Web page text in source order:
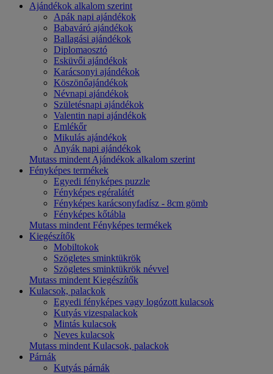
Ajándékok alkalom szerint
Apák napi ajándékok
Babaváró ajándékok
Ballagási ajándékok
Diplomaosztó
Esküvői ajándékok
Karácsonyi ajándékok
Köszönőajándékok
Névnapi ajándékok
Születésnapi ajándékok
Valentin napi ajándékok
Emlékőr
Mikulás ajándékok
Anyák napi ajándékok
Mutass mindent Ajándékok alkalom szerint
Fényképes termékek
Egyedi fényképes puzzle
Fényképes egéralátét
Fényképes karácsonyfadísz - 8cm gömb
Fényképes kőtábla
Mutass mindent Fényképes termékek
Kiegészítők
Mobiltokok
Szögletes sminktükrök
Szögletes sminktükrök névvel
Mutass mindent Kiegészítők
Kulacsok, palackok
Egyedi fényképes vagy logózott kulacsok
Kutyás vizespalackok
Mintás kulacsok
Neves kulacsok
Mutass mindent Kulacsok, palackok
Párnák
Kutyás párnák